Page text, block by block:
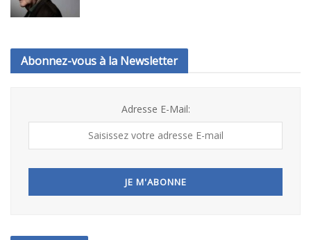
Abonnez-vous à la Newsletter
Adresse E-Mail: